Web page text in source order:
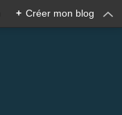
+ Créer mon blog